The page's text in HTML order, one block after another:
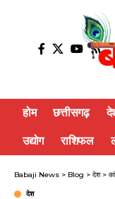
होम छत्तीसगढ़
उद्योग राशिफल
Babaji News > Blog > देश>
देश